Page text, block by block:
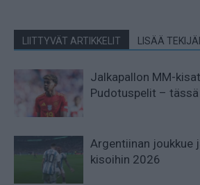
LIITTYVÄT ARTIKKELIT LISÄÄ
Jalkapallon MM-
Pudotuspelit – tässä
Argentiinan joukkue
kisoihin 2026